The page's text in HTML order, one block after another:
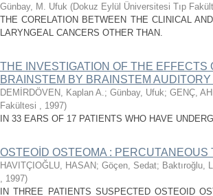
Günbay, M. Ufuk (Dokuz Eylül Üniversitesi Tıp
THE CORELATION BETWEEN THE CLINICAL
LARYNGEAL CANCERS OTHER THAN.
THE INVESTIGATION OF THE
BRAINSTEM BY BRAINSTEM
DEMİRDÖVEN, Kaplan A.; Günbay, Ufuk; GENÇ,
Fakültesi , 1997)
IN 33 EARS OF 17 PATIENTS WHO HAVE
OSTEOİD OSTEOMA :
HAVITÇIOĞLU, HASAN; Göçen, Sedat; Baktıroğlu,
, 1997)
IN THREE PATIENTS SUSPECTED OSTEOID